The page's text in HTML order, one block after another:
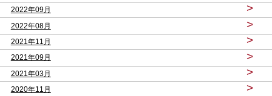
2022年09月 >
2022年08月 >
2021年11月 >
2021年09月 >
2021年03月 >
2020年11月 >